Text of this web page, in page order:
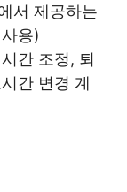
서 제공하는
용)
간 조정, 퇴
간 변경 계